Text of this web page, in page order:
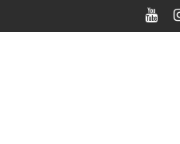
नजर" (IPN)इंडिया पब्लिक न्यूज।